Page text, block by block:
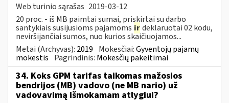
Web turinio sąrašas 2019-03-12
20 proc. - iš MB paimtai sumai, priskirtai su darbo
santykiais susijusioms pajamoms irdeklaruotai 02 kodu,
neviršijančiai sumos, nuo kurios skaičiuojamos...
Metai (Archyvas): 2019 Mokesčiai:Gyventojų pajamų
mokestis Pagrindinis: Mokesčių pakeitimai
34. Koks GPM tarifas taikomas mažosios
bendrijos (MB) vadovo (ne MB nario) už
vadovavimą išmokamam atlygiui?